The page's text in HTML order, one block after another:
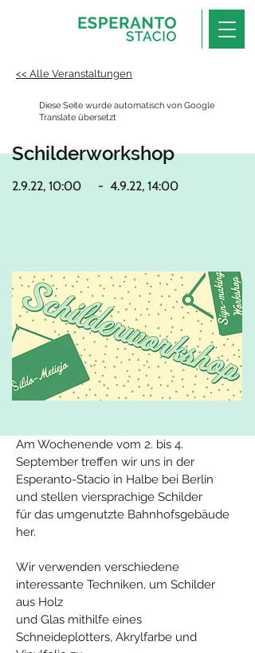
<< Alle Veranstaltungen
Diese Seite wurde automatisch von Google
Translate übersetzt
2.9.22, 10:00 - 4.9.22, 14:00
Schilderworkshop
Am Wochenende vom 2. bis 4.
September treffen wir uns in der
Esperanto-Stacio in Halbe bei Berlin
und stellen viersprachige Schilder
für das umgenutzte Bahnhofsgebäude
her.
Wir verwenden verschiedene
interessante Techniken, um Schilder
aus Holz
und Glas mithilfe eines
Schneideplotters, Akrylfarbe und